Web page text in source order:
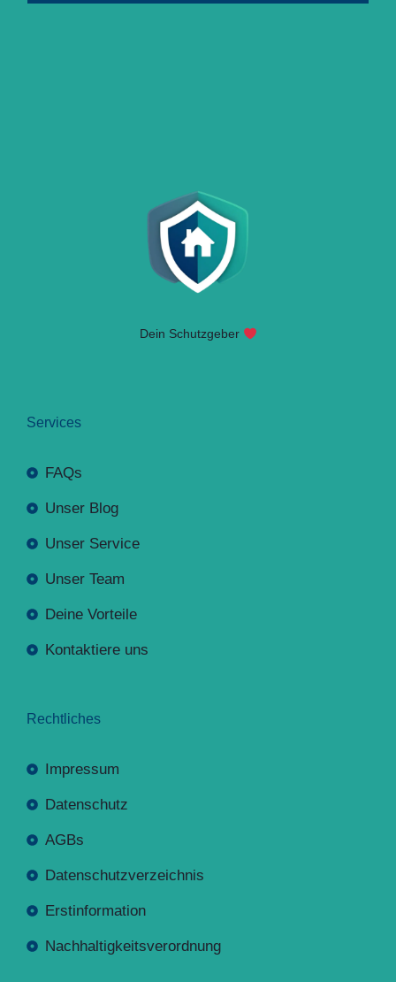
Dein Schutzgeber
Services
FAQs
Unser Blog
Unser Service
Unser Team
Deine Vorteile
Kontaktiere uns
Rechtliches
Impressum
Datenschutz
AGBs
Datenschutzverzeichnis
Erstinformation
Nachhaltigkeitsverordnung